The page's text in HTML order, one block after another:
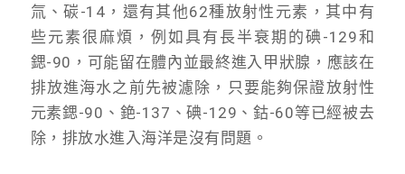
氚、碳-14，還有其他62種放射性元素，其中有
些元素很麻煩，例如具有長半衰期的碘-129和
鍶-90，可能留在體內並最終進入甲狀腺，應該在
排放進海水之前先被濾除，只要能夠保證放射性
元素鍶-90、銫-137、碘-129、鈷-60等已經被去
除，排放水進入海洋是沒有問題。